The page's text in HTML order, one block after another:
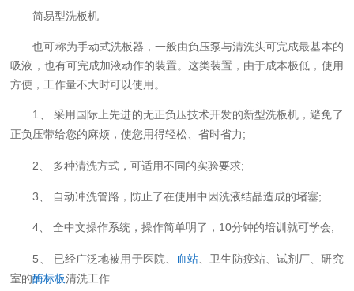
简易型洗板机
也可称为手动式洗板器，一般由负压泵与清洗头可完成最基本的
吸液，也有可完成加液动作的装置。这类装置，由于成本极低，使用
方便，工作量不大时可以使用。
1 、 采用国际上先进的无正负压技术开发的新型洗板机，避免了
正负压带给您的麻烦，使您用得轻松、省时省力 ;
2 、 多种清洗方式，可适用不同的实验要求;
3、 自动冲洗管路，防止了在使用中因洗液结晶造成的堵塞;
4、 全中文操作系统，操作简单明了， 10分钟的培训就可学会;
5 、 已经广泛地被用于医院、 血站 、卫生防疫站、试剂厂、研究
室的酶标板清洗工作